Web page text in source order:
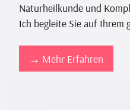
Naturheilkunde und
Ich begleite Sie auf Ihrem
→ Mehr Erfahren